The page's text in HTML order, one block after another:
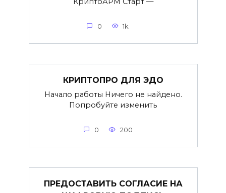
0 1k.
КРИПТОПРО ДЛЯ ЭДО
Начало работы Ничего не найдено.
Попробуйте изменить
0 200
ПРЕДОСТАВИТЬ СОГЛАСИЕ НА